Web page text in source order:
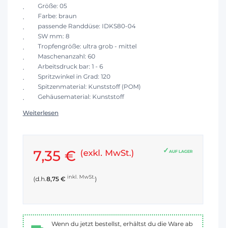
Größe: 05
Farbe: braun
passende Randdüse: IDKS80-04
SW mm: 8
Tropfengröße: ultra grob - mittel
Maschenanzahl: 60
Arbeitsdruck bar: 1 - 6
Spritzwinkel in Grad: 120
Spitzenmaterial: Kunststoff (POM)
Gehäusematerial: Kunststoff
Weiterlesen
AUF LAGER
7,35 € (exkl. MwSt.)
(d.h.8,75 € inkl. MwSt.)
Wenn du jetzt bestellst, erhältst du die Ware ab